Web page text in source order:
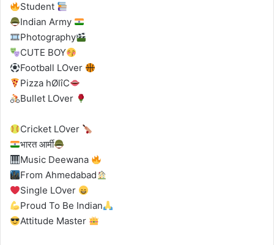
Student
Indian Army
Photography
CUTE BOY
Football LOver
Pizza hØlîC
Bullet LOver
Cricket LOver
भारत आर्मी
Music Deewana
From Ahmedabad
Single LOver
Proud To Be Indian
Attitude Master